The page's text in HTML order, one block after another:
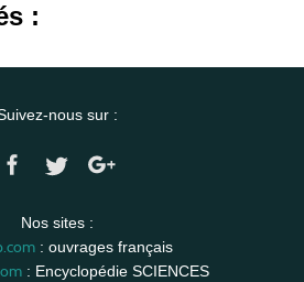
:
nous sur :
Nos sites :
: ouvrages français
: Encyclopédie SCIENCES